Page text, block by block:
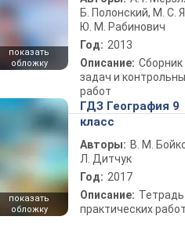
показать
обложку
Б. Полонский, М. С.
Ю. М. Рабинович
Год: 2013
Описание: Сборник
задач и
работ
показать
обложку
ГДЗ География 9
класс
Авторы: В. М.
Л. Дитчук
Год: 2017
Описание:
практических работ